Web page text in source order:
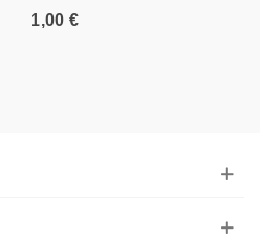
1,00 €